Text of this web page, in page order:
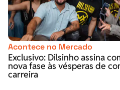
Acontece no Mercado
Exclusivo: Dilsinho assina
nova fase às vésperas de
carreira